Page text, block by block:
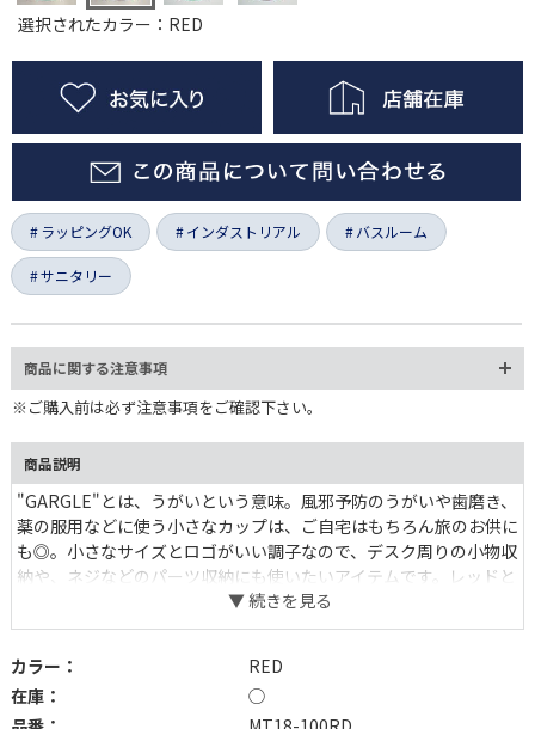
選択されたカラー：RED
ラッピングOK インダストリアル バスルーム
サニタリー
商品に関する注意事項
※ご購入前は必ず注意事項をご確認下さい。
商品説明
"GARGLE"とは、うがいという意味。風邪予防のうがいや歯磨き、
薬の服用などに使う小さなカップは、ご自宅はもちろん旅のお供に
も◎。小さなサイズとロゴがいい調子なので、デスク周りの小物収
納や、ネジなどのパーツ収納にも使いたいアイテムです。レッドと
カラー：
RED
在庫：
◯